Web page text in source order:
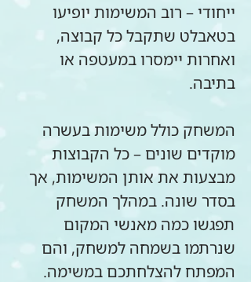
ייחודי – רוב המשימות יופיעו
בטאבלט שתקבל כל קבוצה,
ואחרות יימסרו במעטפה או
בתיבה.
המשחק כולל משימות בעשרה
מוקדים שונים – כל הקבוצות
מבצעות את אותן המשימות, אך
בסדר שונה. במהלך המשחק
תפגשו כמה מאנשי המקום
שנרתמו בשמחה למשחק, והם
המפתח להצלחתכם במשימה.